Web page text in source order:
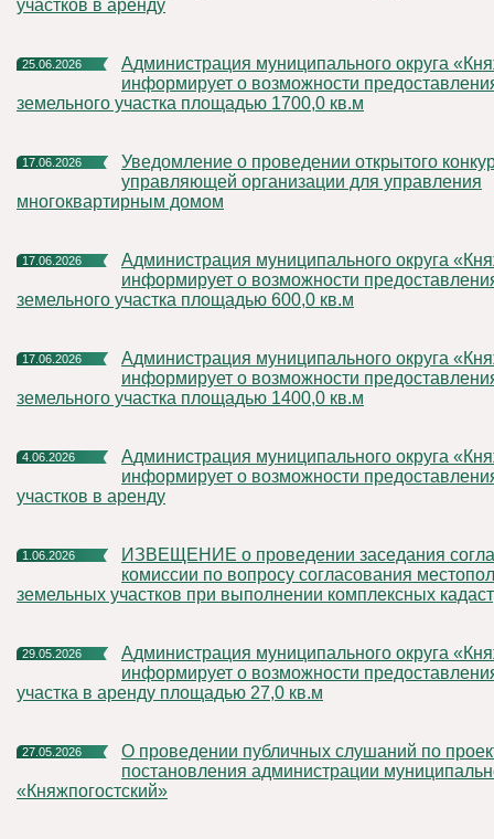
участков в аренду
25.06.2026
Администрация муниципального округа «Княжпогостский»
информирует о возможности
земельного участка площадью 1700,0 кв.м
17.06.2026
Уведомление о проведении открытого конкурса по отбору
управляющей организации для управления
многоквартирным домом
17.06.2026
Администрация муниципального округа «Княжпогостский»
информирует о возможности
земельного участка площадью 600,0 кв.м
17.06.2026
Администрация муниципального округа «Княжпогостский»
информирует о возможности
земельного участка площадью 1400,0 кв.м
4.06.2026
Администрация муниципального округа «Княжпогостский»
информирует о возможности
участков в аренду
1.06.2026
ИЗВЕЩЕНИЕ о проведении заседания согласительной
комиссии по вопросу согласования
земельных участков при выполнении комплексных
29.05.2026
Администрация муниципального округа «Княжпогостский»
информирует о возможности
участка в аренду площадью 27,0 кв.м
27.05.2026
О проведении публичных слушаний по проекту
постановления администрации
«Княжпогостский»